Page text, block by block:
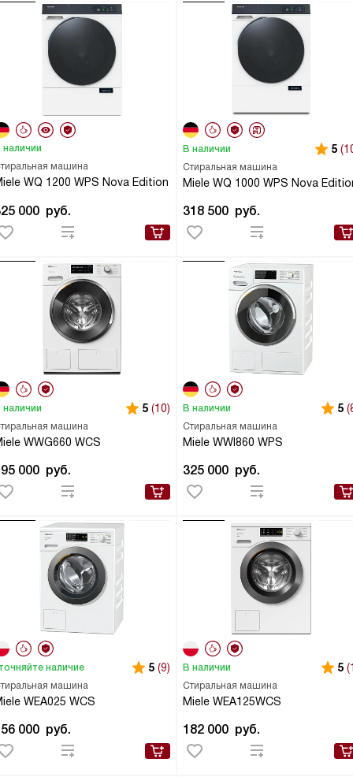
машина
WQ 1200 WPS Nova Edition
наличии
000 руб.
Стиральная машина
Miele WQ 1000 WPS Nova
В наличии 5
318 500 руб.
машина
WWG660 WCS
наличии 5 (10)
000 руб.
Стиральная машина
Miele WWI860 WPS
В наличии 5
325 000 руб.
машина
WEA025 WCS
наличие 5 (9)
000 руб.
Стиральная машина
Miele WEA125WCS
В наличии 5
182 000 руб.